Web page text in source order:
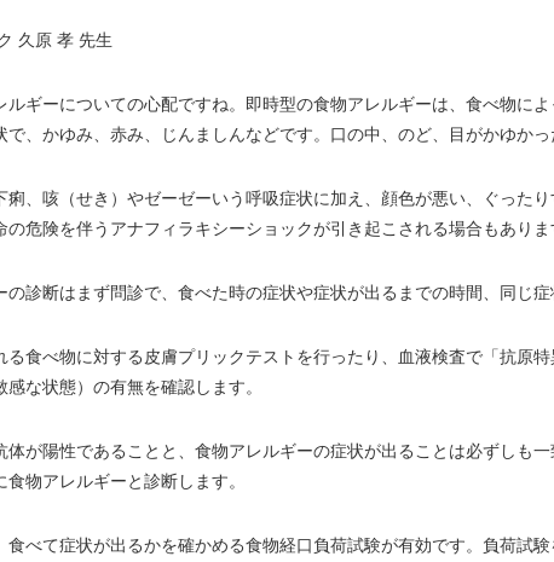
久原 孝 先生
ルギーについての心配ですね。即時型の食物アレルギーは、食べ物に
で、かゆみ、赤み、じんましんなどです。口の中、のど、目がかゆかっ
、咳（せき）やゼーゼーいう呼吸症状に加え、顔色が悪い、ぐった
の危険を伴うアナフィラキシーショックが引き起こされる場合もありま
診断はまず問診で、食べた時の症状や症状が出るまでの時間、同じ症
食べ物に対する皮膚プリックテストを行ったり、血液検査で「抗原
な状態）の有無を確認します。
が陽性であることと、食物アレルギーの症状が出ることは必ずしも
物アレルギーと診断します。
べて症状が出るかを確かめる食物経口負荷試験が有効です。負荷試